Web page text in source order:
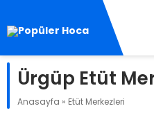
Ürgüp Etüt
Anasayfa » Etüt Merkezleri